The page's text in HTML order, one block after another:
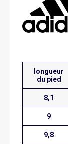
longueur
du pied
8,1
9
9,8